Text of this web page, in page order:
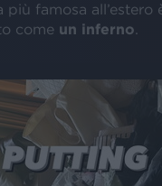
più famosa all’estero
come un inferno